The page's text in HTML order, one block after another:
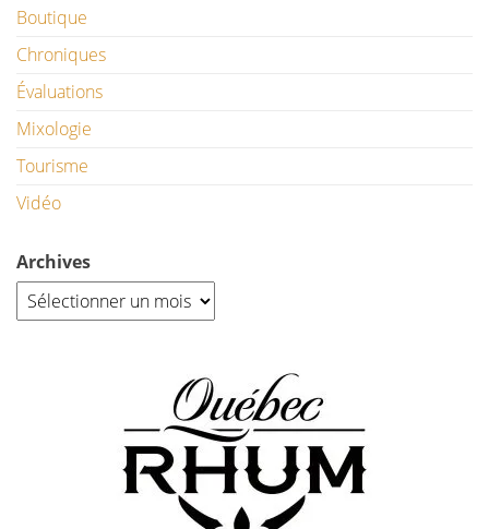
Boutique
Chroniques
Évaluations
Mixologie
Tourisme
Vidéo
Archives